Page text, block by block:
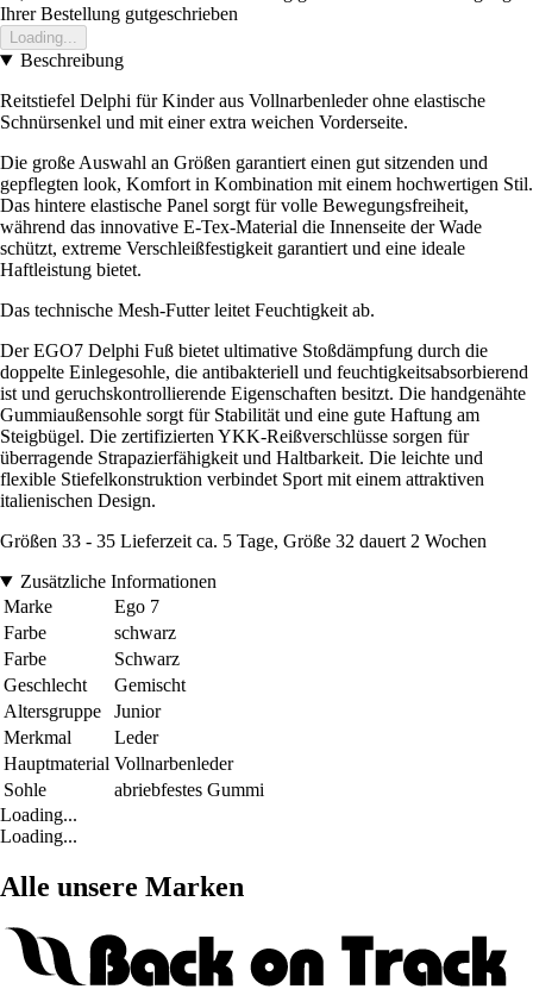
Ihrer Bestellung gutgeschrieben
Loading...
Beschreibung
Reitstiefel Delphi für Kinder aus Vollnarbenleder ohne elastische
Schnürsenkel und mit einer extra weichen Vorderseite.
Die große Auswahl an Größen garantiert einen gut sitzenden und
gepflegten look, Komfort in Kombination mit einem hochwertigen Stil.
Das hintere elastische Panel sorgt für volle Bewegungsfreiheit,
während das innovative E-Tex-Material die Innenseite der Wade
schützt, extreme Verschleißfestigkeit garantiert und eine ideale
Haftleistung bietet.
Das technische Mesh-Futter leitet Feuchtigkeit ab.
Der EGO7 Delphi Fuß bietet ultimative Stoßdämpfung durch die
doppelte Einlegesohle, die antibakteriell und feuchtigkeitsabsorbierend
ist und geruchskontrollierende Eigenschaften besitzt. Die handgenähte
Gummiaußensohle sorgt für Stabilität und eine gute Haftung am
Steigbügel. Die zertifizierten YKK-Reißverschlüsse sorgen für
überragende Strapazierfähigkeit und Haltbarkeit. Die leichte und
flexible Stiefelkonstruktion verbindet Sport mit einem attraktiven
italienischen Design.
Größen 33 - 35 Lieferzeit ca. 5 Tage, Größe 32 dauert 2 Wochen
Zusätzliche Informationen
Marke
Ego 7
Farbe
schwarz
Farbe
Schwarz
Geschlecht
Gemischt
Altersgruppe
Junior
Merkmal
Leder
Hauptmaterial Vollnarbenleder
Sohle
abriebfestes Gummi
Loading...
Loading...
Alle unsere Marken